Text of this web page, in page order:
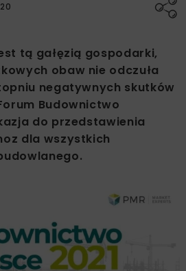
tą gałęzią gospodarki,
obaw nie odczuła
negatywnych skutków
Budownictwo
do przedstawienia
dla wszystkich